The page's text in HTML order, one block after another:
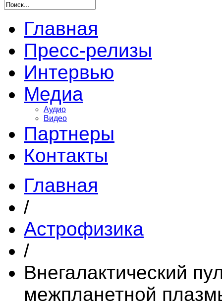
Главная
Пресс-релизы
Интервью
Медиа
Аудио
Видео
Партнеры
Контакты
Главная
/
Астрофизика
/
Внегалактический
межпланетной